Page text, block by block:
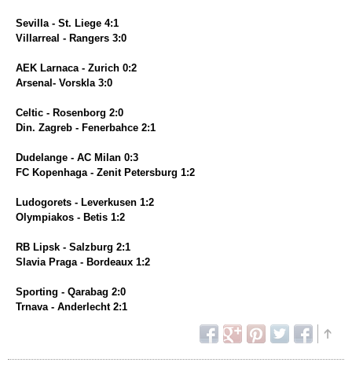
Sevilla - St. Liege 4:1
Villarreal - Rangers 3:0
AEK Larnaca - Zurich 0:2
Arsenal- Vorskla 3:0
Celtic - Rosenborg 2:0
Din. Zagreb - Fenerbahce 2:1
Dudelange - AC Milan 0:3
FC Kopenhaga - Zenit Petersburg 1:2
Ludogorets - Leverkusen 1:2
Olympiakos - Betis 1:2
RB Lipsk - Salzburg 2:1
Slavia Praga - Bordeaux 1:2
Sporting - Qarabag 2:0
Trnava - Anderlecht 2:1